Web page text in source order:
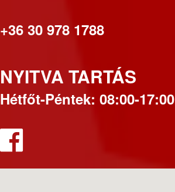
+36 30 978 1788
NYITVA TARTÁS
Hétfőt-Péntek: 08:00-17:00